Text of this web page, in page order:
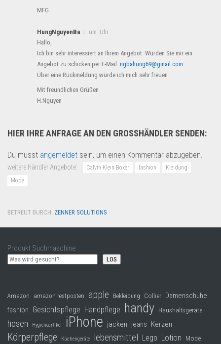
MFG
HungNguyenBa
um Uhr
Hallo,
Ich bin sehr interessiert an Ihrem Angebot. Würden Sie mir ein
Angebot zu schicken per E-Mail: ngbahung69@gmail.com
Über eine Rückmeldung würde ich mich sehr freuen
Mit freundlichen Grüßen
H.Nguyen
HIER IHRE ANFRAGE AN DEN GROSSHÄNDLER SENDEN:
Du musst angemeldet sein, um einen Kommentar abzugeben.
weitere Händler Angebote: Calvin Klein Boxer fashion
Kleidung
Mode
BETREUT DURCH: ZENNER SOLUTIONS ·
Produkt Suchmaschine
LOS
Amazon amazon restposten apple Bekleidung Collier Damenschuhe
fashion Gesichtspflege Handpflege handy Haushaltsgeräte
hosen Hygieneartikel iPhone jacken jeans Kerzen
Körperpflege Küchengeräte lebensmittel Lego Lotion Mode